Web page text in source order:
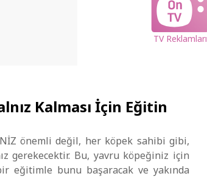
TV Reklamları
Kalması İçin Eğitin
önemli değil, her köpek sahibi gibi,
gerekecektir. Bu, yavru köpeğiniz için
eğitimle bunu başaracak ve yakında